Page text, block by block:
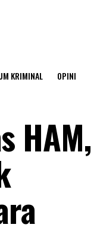
KRIMINAL OPINI
HAM,